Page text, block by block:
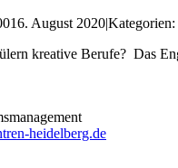
16. August 2020|Kategorien:
kreative Berufe? Das
heidelberg.de